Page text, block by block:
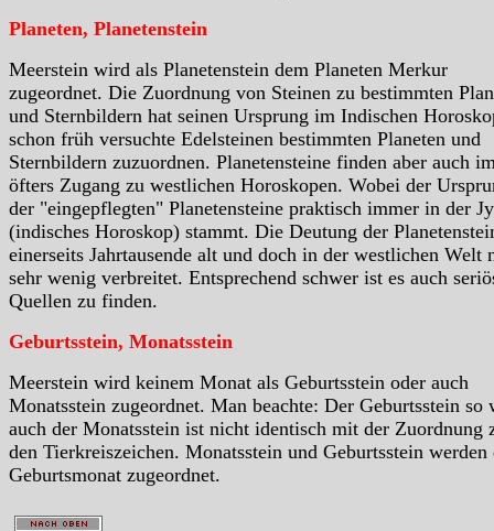
Planeten, Planetenstein
Meerstein wird als Planetenstein dem Planeten Merkur
zugeordnet. Die Zuordnung von Steinen zu bestimmten
und Sternbildern hat seinen Ursprung im Indischen
schon früh versuchte Edelsteinen bestimmten Planeten und
Sternbildern zuzuordnen. Planetensteine finden aber auch
öfters Zugang zu westlichen Horoskopen. Wobei der
der "eingepflegten" Planetensteine praktisch immer in der
(indisches Horoskop) stammt. Die Deutung der
einerseits Jahrtausende alt und doch in der westlichen Welt
sehr wenig verbreitet. Entsprechend schwer ist es auch
Quellen zu finden.
Geburtsstein, Monatsstein
Meerstein wird keinem Monat als Geburtsstein oder auch
Monatsstein zugeordnet. Man beachte: Der Geburtsstein so
auch der Monatsstein ist nicht identisch mit der Zuordnung
den Tierkreiszeichen. Monatsstein und Geburtsstein werden
Geburtsmonat zugeordnet.